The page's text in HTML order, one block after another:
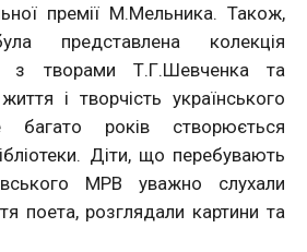
премії М.Мельника. Також,
представлена колекція
з творами Т.Г.Шевченка та
і творчість українського
років створюється
Діти, що перебувають
МРВ уважно слухали
поета, розглядали картини та